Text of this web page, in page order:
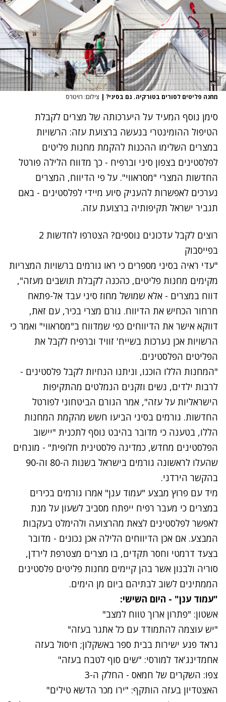
מחנה פליטים לסורים בטורקיה. גם בסיני? | צילום: רויטרס
סימן נוסף המעיד על היערכותה של מצרים לקבלת
הטיפול ההומינטרי בנעשה ברצועת עזה: הרשויות
במצרים השלימו ההכנות להקמת מחנות פליטים
לפלסטינים בצפון סיני וברפיח - כך מדווח הלילה פורטל
החדשות המצרי "מסראווי". על פי הדיווח, המצרים
נערכים לאפשרות להעניק סיוע מיידי לפלסטינים - באם
תגביר ישראל תקיפותיה ברצועת עזה.
רוצים לקבל עדכונים נוספים? הצטרפו לחדשות 2
בפייסבוק
"עדי ראיה בסיני מספרים כי ראו גורמים ברשויות המצריות
מקימים מחנות פליטים, כהכנה לקבלת תושבים מעזה",
דווח במצרים - אלא שמושל מחוז סיני עבד אל-פתאח
חרחור הכחיש את הדיווח. גורם מצרי בכיר, עם זאת,
דווקא אישר את הדיווחים כפי שמדווח ב"מסראווי" ואמר כי
הרשויות אכן נערכות בשייח' זוויד וברפיח לקבל את
הפליטים הפלסטינים.
"המחנות הללו הוכנו, וניתנו הנחיות לקבל פלסטינים -
לרבות ילדים, נשים וזקנים הנמלטים מהתקיפות
הישראליות על עזה", אמר הגורם הביטחוני לפורטל
החדשות. גורמים בסיני הביעו חשש מהקמת המחנות
הללו, בטענה כי מדובר בהיבט נוסף לתכנית "יישוב
הפלסטינים מחדש, כמדינה פלסטינית חלופית" - מונחים
שהעלו לראשונה גורמים בישראל בשנות ה-80 וה-90
בהקשר הירדני.
מיד עם פרוץ מבצע "עמוד ענן" אמרו גורמים בכירים
במצרים כי מעבר רפיח ייפתח מסביב לשעון על מנת
לאפשר לפלסטינים לצאת מהרצועה ולהימלט בעקבות
המבצע. אם אכן הדיווחים הלילה אכן נכונים - מדובר
בצעד דרמטי וחסר תקדים, בו מצרים מצטרפת לירדן,
סוריה ולבנון אשר בהן קיימים מחנות פליטים פלסטינים
הממתינים לשוב לבתיהם ביום מן הימים.
"עמוד ענן" - היום השישי:
אשטון: "פתרון ארוך טווח למצב"
"יש עוצמה להתמודד עם כל אתגר בעזה"
גראד פגע ישירות בבית ספר באשקלון; חיסול בעזה
אחמדינג'אד למורסי: "שים סוף לטבח בעזה"
צפו: השקרים של חמאס - החלק ה-3
האצטדיון בעזה הותקף: "ירו מכר הדשא טילים"